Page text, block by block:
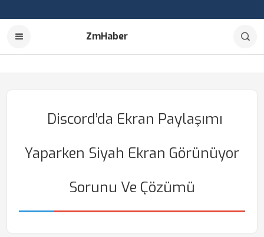
ZmHaber
Discord’da Ekran Paylaşımı
Yaparken Siyah Ekran Görünüyor
Sorunu Ve Çözümü